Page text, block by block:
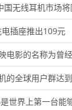
线耳机市场将同比增
插座推出109元
名称为曾经的死侍并被称
全球用户群达到
第一台能够连接到5G网络